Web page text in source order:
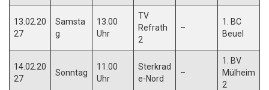
13.02.20
27
Samsta
g
13.00
Uhr
TV
Refrath
2
–
1. BC
Beuel
14.02.20
27
Sonntag
11.00
Uhr
Sterkrad
e-Nord
–
1. BV
Mülheim
2